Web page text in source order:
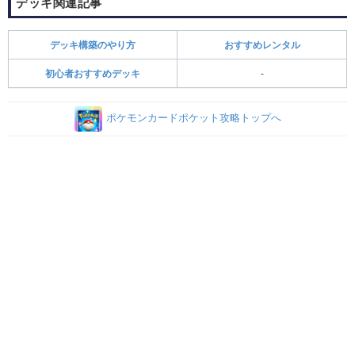
デッキ関連記事
デッキ構築のやり方 おすすめレンタル
初心者おすすめデッキ -
ポケモンカードポケット攻略トップへ